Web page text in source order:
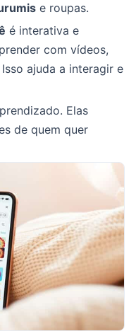
e roupas.
é interativa e
com vídeos,
ajuda a interagir e
Elas
de quem quer